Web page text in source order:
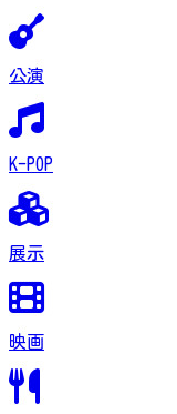
公演
K-POP
展示
映画